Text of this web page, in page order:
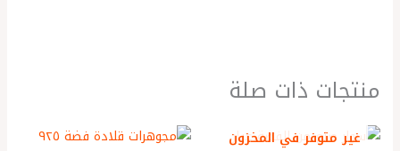
منتجات ذات صلة
غير متوفر في المخزون